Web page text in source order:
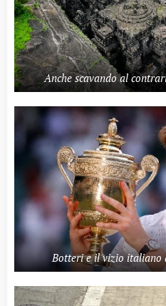
Anche scavando al
Botteri e il vizio italiano